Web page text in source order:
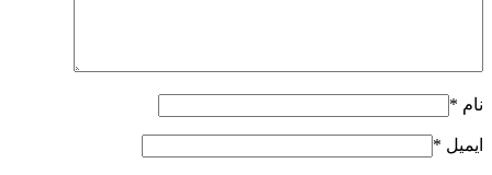
نام *
ایمیل *